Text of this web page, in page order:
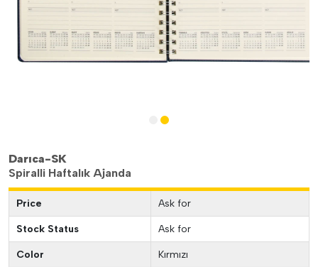
Darıca-SK
Spiralli Haftalık Ajanda
Price Ask for
Stock Status Ask for
Color Kırmızı